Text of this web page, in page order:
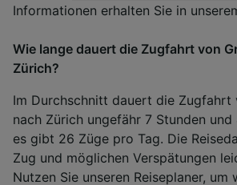
Informationen erhalten Sie in
Wie lange dauert die Zugfahrt von
Zürich?
Im Durchschnitt dauert die Zugfahrt
nach Zürich ungefähr 7 Stunden
es gibt 26 Züge pro Tag. Die
Zug und möglichen Verspätungen
Nutzen Sie unseren Reiseplaner, um